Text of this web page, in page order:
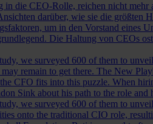
die CEO-Rolle, reichen nicht mehr
darüber, wie sie die größten
um in den Vorstand eines
Die Haltung von CEOs
we surveyed 600 of them to
remain to get there. The New
CFO fits into this puzzle. When
Sink about his path to the role and
we surveyed 600 of them to
onto the traditional CIO role,